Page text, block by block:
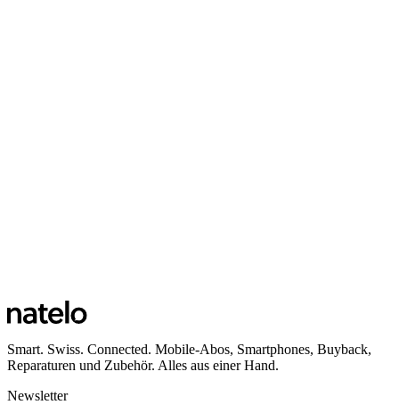
Smart. Swiss. Connected. Mobile-Abos, Smartphones, Buyback,
Reparaturen und Zubehör. Alles aus einer Hand.
Newsletter